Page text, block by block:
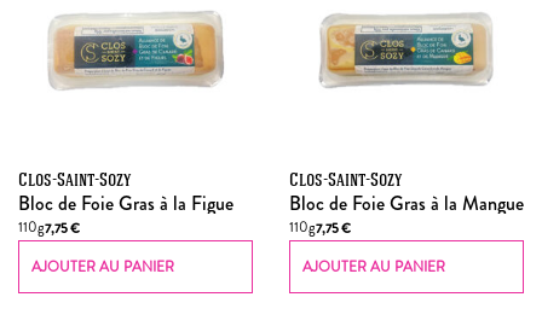
Clos-Saint-Sozy
Bloc de Foie Gras à la Figue
110g7,75€
AJOUTER AU PANIER
Clos-Saint-Sozy
Bloc de Foie Gras à la Mangue
110g7,75€
AJOUTER AU PANIER